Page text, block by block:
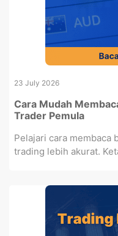
23 July 2026
Cara Mudah
Trader Pemula
Pelajari cara membaca
trading lebih akurat.